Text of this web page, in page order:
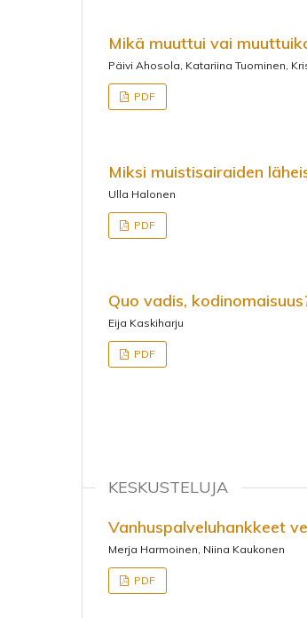
Mikä muuttui vai
Päivi Ahosola, Katariina Tuominen,
PDF
Miksi muistisairaiden
Ulla Halonen
PDF
Quo vadis,
Eija Kaskiharju
PDF
KESKUSTELUJA
Vanhuspalveluhankkeet
Merja Harmoinen, Niina Kaukonen
PDF